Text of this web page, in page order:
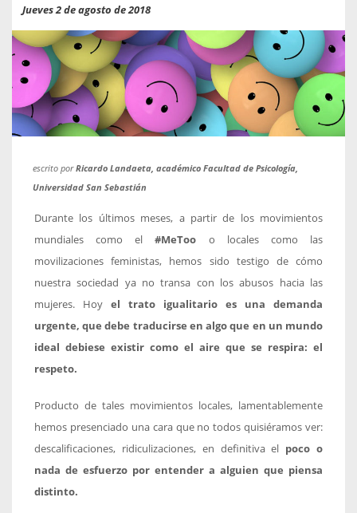
Jueves 2 de agosto de 2018
escrito porRicardo Landaeta, académico Facultad de Psicología,
Universidad San Sebastián
Durante los últimos meses, a partir de los movimientos
mundiales como el#MeToo o locales como las
movilizaciones feministas, hemos sido testigo de cómo
nuestra sociedad ya no transa con los abusos hacia las
mujeres. Hoy el trato igualitario es una demanda
urgente, que debe traducirse en algo que en un mundo
ideal debiese existir como el aire que se respira: el
respeto.
Producto de tales movimientos locales, lamentablemente
hemos presenciado una cara que no todos quisiéramos ver:
descalificaciones, ridiculizaciones, en definitiva el poco o
nada de esfuerzo por entender a alguien que piensa
distinto.